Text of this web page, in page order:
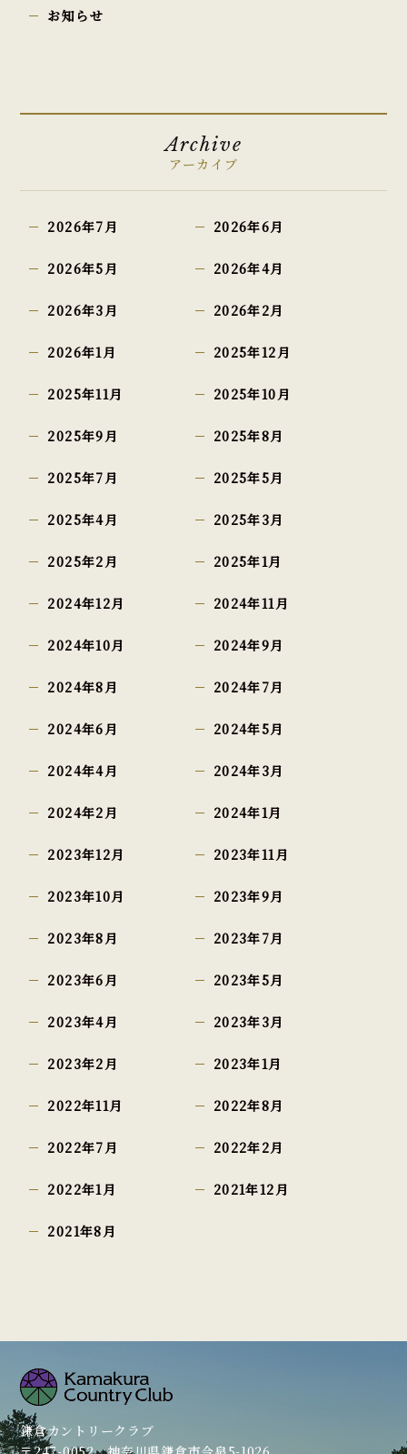
お知らせ
Archive
アーカイブ
2026年7月 2026年6月
2026年5月 2026年4月
2026年3月 2026年2月
2026年1月 2025年12月
2025年11月 2025年10月
2025年9月 2025年8月
2025年7月 2025年5月
2025年4月 2025年3月
2025年2月 2025年1月
2024年12月 2024年11月
2024年10月 2024年9月
2024年8月 2024年7月
2024年6月 2024年5月
2024年4月 2024年3月
2024年2月 2024年1月
2023年12月 2023年11月
2023年10月 2023年9月
2023年8月 2023年7月
2023年6月 2023年5月
2023年4月 2023年3月
2023年2月 2023年1月
2022年11月 2022年8月
2022年7月 2022年2月
2022年1月 2021年12月
2021年8月
鎌倉カントリークラブ